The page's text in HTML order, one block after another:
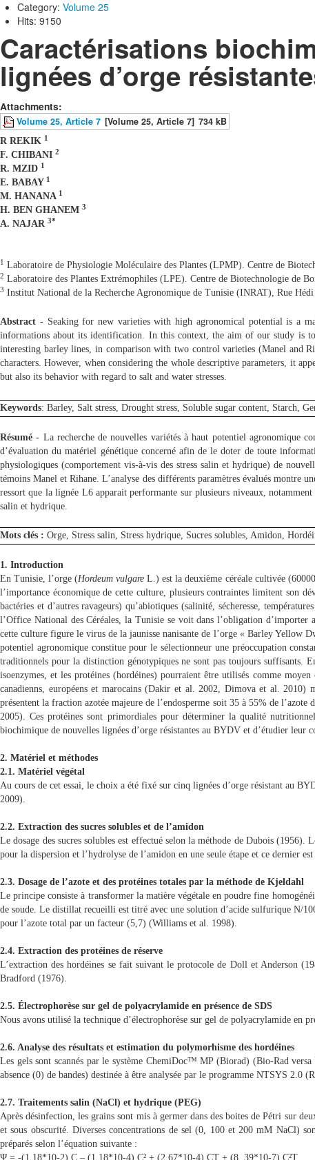
Category: Volume 25
Hits: 9150
Caractérisations
lignées d’orge
Attachments:
Volume 25, Article 7 [Volume 25, Article 7] 734 kB
R REKIK 1
F. CHIBANI 2
R. MZID 1
E. BABAY 1
M. HANANA 1
H. BEN GHANEM 3
A. NAJAR 3*
1 Laboratoire de Physiologie Moléculaire des Plantes (LPMP). Centre de
2 Laboratoire des Plantes Extrémophiles (LPE). Centre de Biotechnologie de
3 Institut National de la Recherche Agronomique de Tunisie (INRAT), Rue
Abstract - Seaking for new varieties with high agronomical potential is a
informations about its identification. In this context, the aim of our study is
interesting barley lines, in comparison with two control varieties (Manel and
characters. However, when considering the whole descriptive parameters, it
but also its behavior with regard to salt and water stresses.
Keywords: Barley, Salt stress, Drought stress, Soluble sugar content, Starch,
Résumé - La recherche de nouvelles variétés à haut potentiel agronomique
d’évaluation du matériel génétique concerné afin de le doter de toute
physiologiques (comportement vis-à-vis des stress salin et hydrique) de
témoins Manel et Rihane. L’analyse des différents paramètres évalués montre
ressort que la lignée L6 apparait performante sur plusieurs niveaux,
salin et hydrique.
Mots clés : Orge, Stress salin, Stress hydrique, Sucres solubles, Amidon,
1. Introduction
En Tunisie, l’orge (Hordeum vulgare L.) est la deuxième céréale cultivée
l’importance économique de cette culture, plusieurs contraintes limitent son
bactéries et d’autres ravageurs) qu’abiotiques (salinité, sécheresse,
l’Office National des Céréales, la Tunisie se voit dans l’obligation d’importer
cette culture figure le virus de la jaunisse nanisante de l’orge « Barley Yellow
potentiel agronomique constitue pour le sélectionneur une préoccupation
traditionnels pour la distinction génotypiques ne sont pas toujours suffisants.
isoenzymes, et les protéines (hordéines) pourraient être utilisés comme
canadienns, européens et marocains (Dakir et al. 2002, Dimova et al. 2010)
présentent la fraction azotée majeure de l’endosperme soit 35 à 55% de
2005). Ces protéines sont primordiales pour déterminer la qualité
biochimique de nouvelles lignées d’orge résistantes au BYDV et d’étudier leur
2. Matériel et méthodes
2.1. Matériel végétal
Au cours de cet essai, le choix a été fixé sur cinq lignées d’orge résistant au
2009).
2.2. Extraction des sucres solubles et de l’amidon
Le dosage des sucres solubles est effectué selon la méthode de Dubois
pour la dispersion et l’hydrolyse de l’amidon en une seule étape et ce dernier
2.3. Dosage de l’azote et des protéines totales par la méthode de Kjeldahl
Le principe consiste à transformer la matière végétale en poudre fine
de soude. Le distillat recueilli est titré avec une solution d’acide sulfurique N/
pour l’azote total par un facteur (5,7) (Williams et al. 1998).
2.4. Extraction des protéines de réserve
L’extraction des hordéines se fait suivant le protocole de Doll et Anderson
Bradford (1976).
2.5. Électrophorèse sur gel de polyacrylamide en présence de SDS
Nous avons utilisé la technique d’électrophorèse sur gel de polyacrylamide en
2.6. Analyse des résultats et estimation du polymorhisme des hordéines
Les gels sont scannés par le système ChemiDoc™ MP (Biorad) (Bio-Rad
absence (0) de bandes) destinée à être analysée par le programme NTSYS
2.7. Traitements salin (NaCl) et hydrique (PEG)
Après désinfection, les grains sont mis à germer dans des boites de Pétri sur
et sous obscurité. Diverses concentrations de sel (0, 100 et 200 mM NaCl)
préparés selon l’équation suivante :
Ψ = -(1,18*10-2) C – (1,18*10-4) C² + (2,67*10-4) CT + (8, 39*10-7) C²T